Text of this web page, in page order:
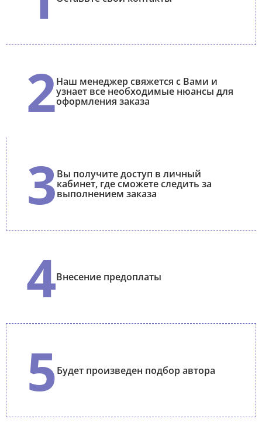
2Наш менеджер свяжется с Вами и
узнает все необходимые нюансы для
оформления заказа
3Вы получите доступ в личный
кабинет, где сможете следить за
выполнением заказа
4Внесение предоплаты
5Будет произведен подбор автора